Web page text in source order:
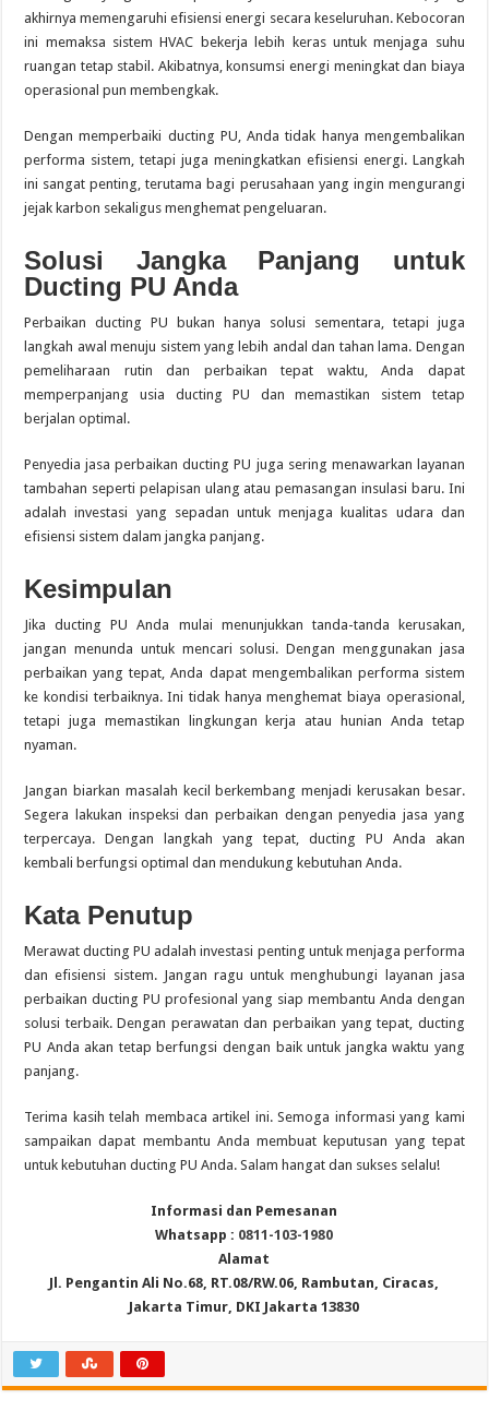
akhirnya memengaruhi efisiensi energi secara keseluruhan. Kebocoran
ini memaksa sistem HVAC bekerja lebih keras untuk menjaga suhu
ruangan tetap stabil. Akibatnya, konsumsi energi meningkat dan biaya
operasional pun membengkak.
Dengan memperbaiki ducting PU, Anda tidak hanya mengembalikan
performa sistem, tetapi juga meningkatkan efisiensi energi. Langkah
ini sangat penting, terutama bagi perusahaan yang ingin mengurangi
jejak karbon sekaligus menghemat pengeluaran.
Solusi Jangka Panjang untuk
Ducting PU Anda
Perbaikan ducting PU bukan hanya solusi sementara, tetapi juga
langkah awal menuju sistem yang lebih andal dan tahan lama. Dengan
pemeliharaan rutin dan perbaikan tepat waktu, Anda dapat
memperpanjang usia ducting PU dan memastikan sistem tetap
berjalan optimal.
Penyedia jasa perbaikan ducting PU juga sering menawarkan layanan
tambahan seperti pelapisan ulang atau pemasangan insulasi baru. Ini
adalah investasi yang sepadan untuk menjaga kualitas udara dan
efisiensi sistem dalam jangka panjang.
Kesimpulan
Jika ducting PU Anda mulai menunjukkan tanda-tanda kerusakan,
jangan menunda untuk mencari solusi. Dengan menggunakan jasa
perbaikan yang tepat, Anda dapat mengembalikan performa sistem
ke kondisi terbaiknya. Ini tidak hanya menghemat biaya operasional,
tetapi juga memastikan lingkungan kerja atau hunian Anda tetap
nyaman.
Jangan biarkan masalah kecil berkembang menjadi kerusakan besar.
Segera lakukan inspeksi dan perbaikan dengan penyedia jasa yang
terpercaya. Dengan langkah yang tepat, ducting PU Anda akan
kembali berfungsi optimal dan mendukung kebutuhan Anda.
Kata Penutup
Merawat ducting PU adalah investasi penting untuk menjaga performa
dan efisiensi sistem. Jangan ragu untuk menghubungi layanan jasa
perbaikan ducting PU profesional yang siap membantu Anda dengan
solusi terbaik. Dengan perawatan dan perbaikan yang tepat, ducting
PU Anda akan tetap berfungsi dengan baik untuk jangka waktu yang
panjang.
Terima kasih telah membaca artikel ini. Semoga informasi yang kami
sampaikan dapat membantu Anda membuat keputusan yang tepat
untuk kebutuhan ducting PU Anda. Salam hangat dan sukses selalu!
Informasi dan Pemesanan
Whatsapp : 0811-103-1980
Alamat
Jl. Pengantin Ali No.68, RT.08/RW.06, Rambutan, Ciracas,
Jakarta Timur, DKI Jakarta 13830